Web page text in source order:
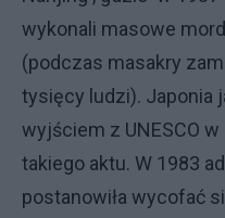
wykonali masowe
(podczas masakry
tysięcy ludzi). Japonia
wyjściem z UNESCO
takiego aktu. W 1983
postanowiła wycofać